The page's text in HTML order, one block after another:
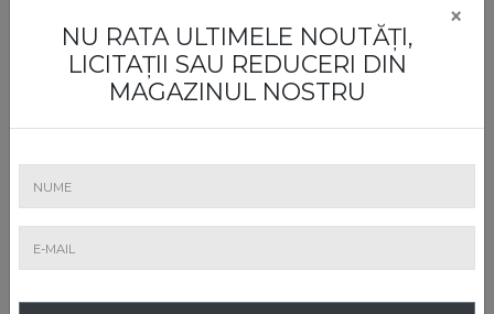
Raportul Auditorului PWC asupra situațiilor financiare din
Raportul Auditorului PWC asupra situațiilor financiare din
2012
NU RATA ULTIMELE NOUTĂȚI,
LICITAȚII SAU REDUCERI DIN
MAGAZINUL NOSTRU
×